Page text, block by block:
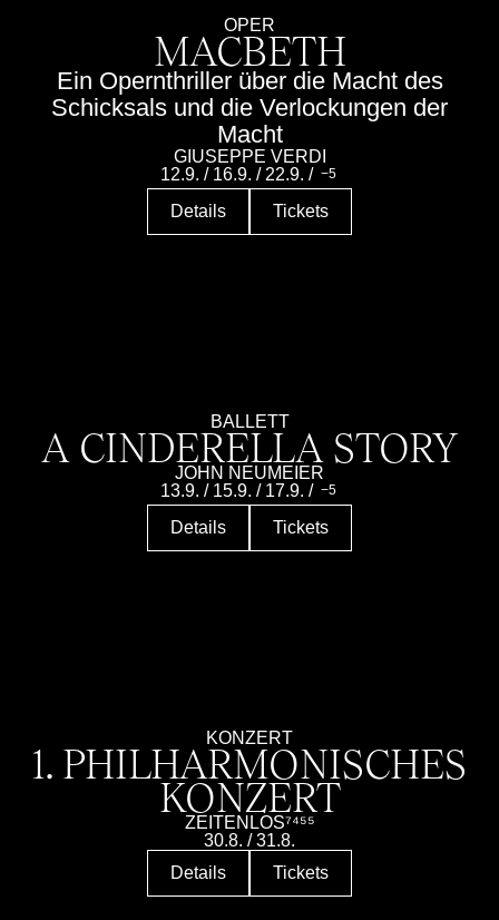
Jobs
OPER
MACBETH
Ein Opernthriller über die Macht des
Schicksals und die Verlockungen der
Macht
GIUSEPPE VERDI
12.9. / 16.9. / 22.9. / 5
Details Tickets
BALLETT
A CINDERELLA STORY
JOHN NEUMEIER
13.9. / 15.9. / 17.9. / 5
Details Tickets
KONZERT
1. PHILHARMO­NISCHES
KONZERT
ZEITENLOS⁷⁴⁵⁵
30.8. / 31.8.
Details
Tickets